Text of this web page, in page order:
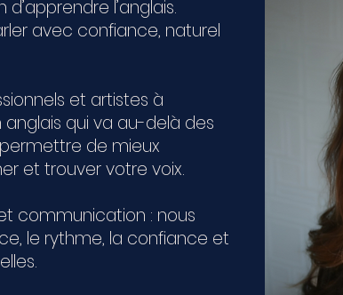
l’anglais.
avec confiance, naturel
et artistes à
qui va au-delà des
de mieux
et trouver votre voix.
communication : nous
le rythme, la confiance et